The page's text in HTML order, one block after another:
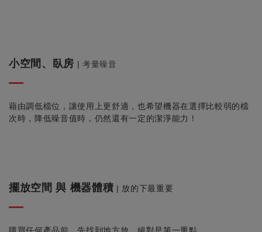
小空間、臥房 | 考量噪音
藉由調低檔位，讓使用上更舒適，也希望機器在選擇比較弱的檔
次時，降低噪音值時，仍然還有一定的潔淨能力！
擺放空間 與 機器體積 | 放的下最重要